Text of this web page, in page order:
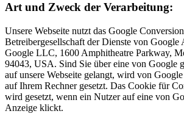
Art und Zweck der Verarbeitung:
Unsere Webseite nutzt das Google
Betreibergesellschaft der Dienste von Google
Google LLC, 1600 Amphitheatre Parkway,
94043, USA. Sind Sie über eine von Google
auf unsere Webseite gelangt, wird von
auf Ihrem Rechner gesetzt. Das Cookie für
wird gesetzt, wenn ein Nutzer auf eine von
Anzeige klickt.